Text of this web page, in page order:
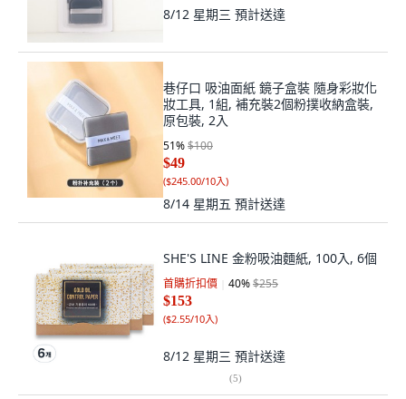
8/12 星期三 預計送達
巷仔口 吸油面紙 鏡子盒裝 隨身彩妝化
妝工具, 1組, 補充裝2個粉撲收納盒裝,
原包裝, 2入
51%$100
$49
($245.00/10入)
8/14 星期五 預計送達
SHE'S LINE 金粉吸油麵紙, 100入, 6個
首購折扣價 40%$255
$153
($2.55/10入)
8/12 星期三 預計送達
(5)